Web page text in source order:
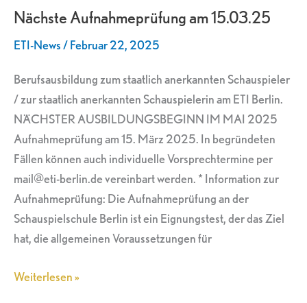
Nächste Aufnahmeprüfung am 15.03.25
ETI-News/Februar 22, 2025
Berufsausbildung zum staatlich anerkannten Schauspieler
/ zur staatlich anerkannten Schauspielerin am ETI Berlin.
NÄCHSTER AUSBILDUNGSBEGINN IM MAI 2025
Aufnahmeprüfung am 15. März 2025. In begründeten
Fällen können auch individuelle Vorsprechtermine per
mail@eti-berlin.de vereinbart werden. * Information zur
Aufnahmeprüfung: Die Aufnahmeprüfung an der
Schauspielschule Berlin ist ein Eignungstest, der das Ziel
hat, die allgemeinen Voraussetzungen für
am
Weiterlesen »